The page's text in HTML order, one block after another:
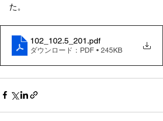
た。
102_102.5_201 .pdf
ダウンロード：PDF • 245KB